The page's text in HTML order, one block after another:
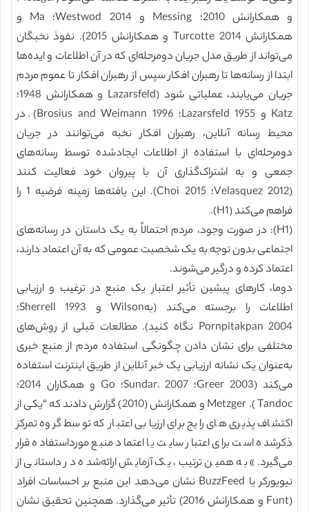
و همکارانش 2010؛ Messing و Westwod 2014؛ Ma و
همکارانش 2014 Turcotte و همکارانش 2015). نفوذ نخبگان
می‌تواند از طریق مدل جریان دومرحله‌ای که در آن اطلاعات و ایده‌ها
ابتدا از رسانه‌ها تا رهبران افکار سپس از رهبران افکار تا عموم مردم
جریان می‌یابند، عملیاتی شود (Lazarsfeld و همکارانش 1948؛
Katz و Lazarsfeld 1955؛ Brosius and Weimann 1996). در
محیط رسانه آنلاین، رهبران افکار نخبه می‌توانند در جریان
دومرحله‌ای با استفاده از اطلاعات ایجادشده توسط رسانه‌های
جمعی و به اشتراک‌گذاری آن با پیروان خود فعالیت کنند
(Velasquez 2012؛ Choi 2015). این یافته‌ها زمینه فرضیه 1 را
فراهم می‌کند (H1).
(H1): در صورت وجود، مردم احتمالاً به یک داستان در رسانه‌های
اجتماعی بدون توجه به یک شخصیت عمومی که به آن‌ اعتماد دارند،
اعتماد کرده و درگیر می‌شوند.
دوما، کارهای پیشین تأثیر اعتبار یک منبع در ترغیب و ارزیابی
اطلاعات را برجسته می‌کند (بهWilson و Sherrell 1993؛
Pornpitakpan 2004 نگاه کنید). مطالعات قبلی از روش‌های
مختلفی برای نشان دادن چگونگی استفاده مردم از منبع خبری
به‌عنوان یک نشانه ارزیابی یک خبر آنلاین از طریق اینترنت استفاده
می‌کند (Greer 2003؛ Sundar. 2007؛ Go و همکاران 2014؛
Tandoc ). Metzger و همکارانش (2010) گزارش دادند که “یکی از
اکتشاف پذیری های رایج برای ارزیابی اعتبار که توسط گروه تمرکز
ذکرشده است برای اعتبار سایت یا اعتماد منبع مورداستفاده قرار
می‌گیرد.» به همین ترتیب، یک آزمایش ارائه‌شده در داستانی از
نیویورکر یا BuzzFeed نشان می‌دهد این منبع بر احساسات افراد
(Funt و همکارانش 2016) تأثیر می‌گذارد. همچنین تحقیق نشان